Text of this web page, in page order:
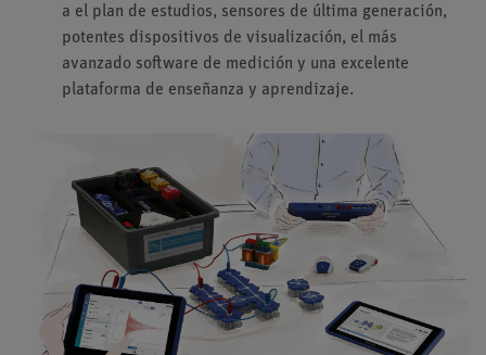
a el plan de estudios, sensores de última generación,
potentes dispositivos de visualización, el más
avanzado software de medición y una excelente
plataforma de enseñanza y aprendizaje.